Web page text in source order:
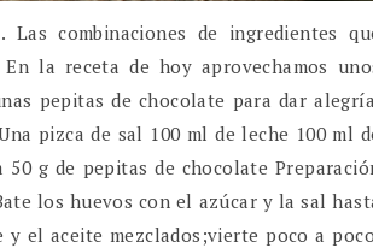
Las combinaciones de ingredientes
la receta de hoy aprovechamos
pepitas de chocolate para dar
pizca de sal 100 ml de leche 100 ml
g de pepitas de chocolate
los huevos con el azúcar y la sal
el aceite mezclados;vierte poco a